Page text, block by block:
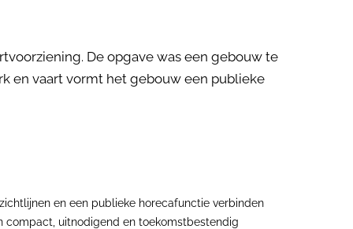
De opgave was een gebouw te
en vaart vormt het gebouw een publieke
en een publieke horecafunctie verbinden
compact, uitnodigend en toekomstbestendig